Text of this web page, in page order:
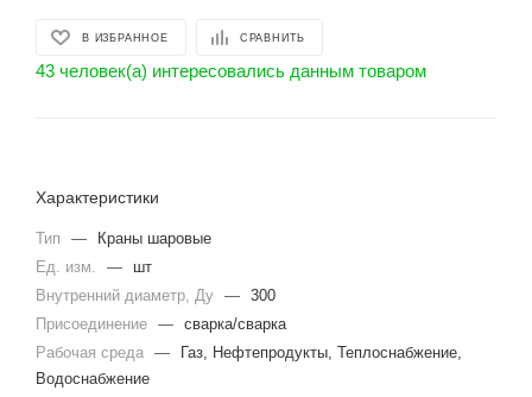
В ИЗБРАННОЕ СРАВНИТЬ
43 человек(а) интересовались данным товаром
Характеристики
Тип —
Краны шаровые
Ед. изм.
—
шт
Внутренний диаметр, Ду — 300
Присоединение — сварка/сварка
Рабочая среда —
Газ, Нефтепродукты, Теплоснабжение,
Водоснабжение